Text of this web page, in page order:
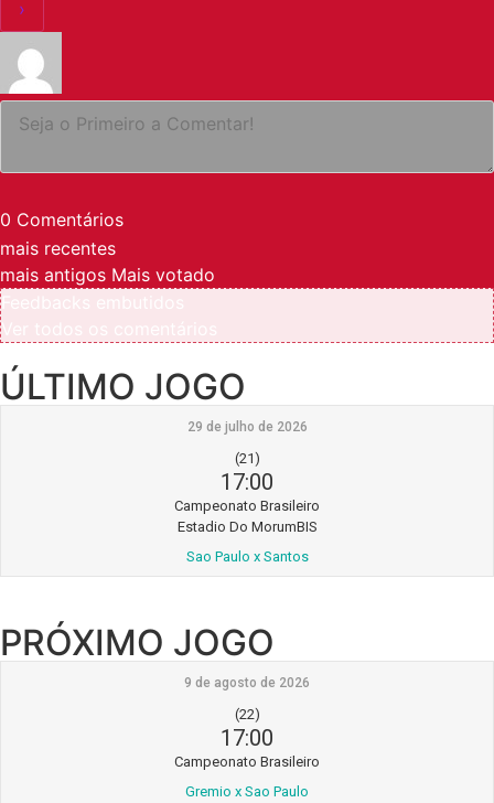
0 Comentários
mais recentes
mais antigos Mais votado
ÚLTIMO JOGO
29 de julho de 2026
(21)
17:00
Campeonato Brasileiro
Estadio Do MorumBIS
Sao Paulo x Santos
PRÓXIMO JOGO
9 de agosto de 2026
(22)
17:00
Campeonato Brasileiro
Gremio x Sao Paulo